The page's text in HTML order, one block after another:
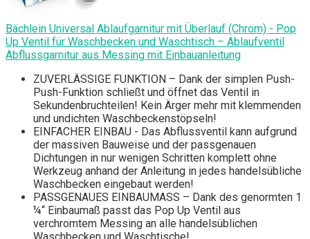
Bächlein Universal Ablaufgarnitur mit Überlauf (Chrom) - Pop
Up Ventil für Waschbecken und Waschtisch – Ablaufventil
Abflussgarnitur aus Messing mit Einbauanleitung
ZUVERLÄSSIGE FUNKTION – Dank der simplen Push-
Push-Funktion schließt und öffnet das Ventil in
Sekundenbruchteilen! Kein Ärger mehr mit klemmenden
und undichten Waschbeckenstöpseln!
EINFACHER EINBAU - Das Abflussventil kann aufgrund
der massiven Bauweise und der passgenauen
Dichtungen in nur wenigen Schritten komplett ohne
Werkzeug anhand der Anleitung in jedes handelsübliche
Waschbecken eingebaut werden!
PASSGENAUES EINBAUMASS – Dank des genormten 1
¼“ Einbaumaß passt das Pop Up Ventil aus
verchromtem Messing an alle handelsüblichen